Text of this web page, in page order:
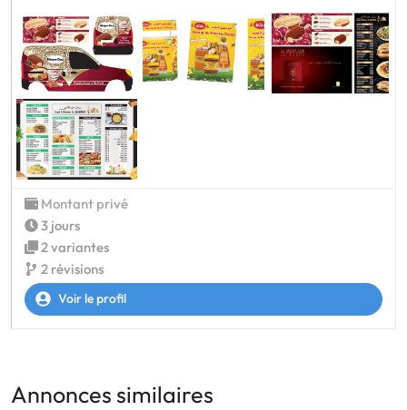
Montant privé
3 jours
2 variantes
2 révisions
Voir le profil
Annonces similaires